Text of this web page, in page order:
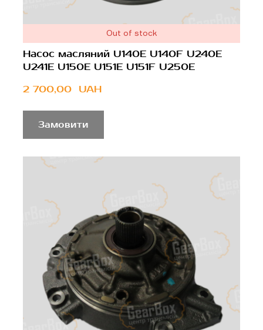
Out of stock
Насос масляний U140E U140F U240E
U241E U150E U151E U151F U250E
2 700,00  UAH
Замовити